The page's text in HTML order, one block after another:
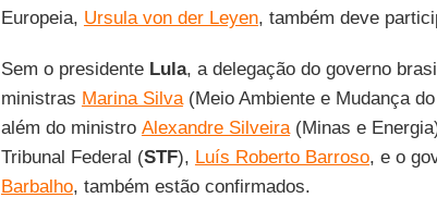
Europeia, Ursula von der Leyen, também deve
Sem o presidenteLula, a delegação do governo
ministras Marina Silva (Meio Ambiente e Mudança
além do ministro Alexandre Silveira (Minas e
Tribunal Federal (STF), Luís Roberto Barroso, e o
Barbalho, também estão confirmados.